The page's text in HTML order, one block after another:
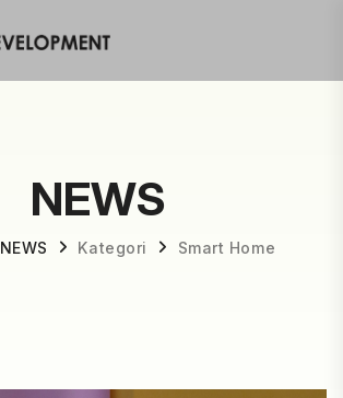
NEWS
NEWS Kategori Smart Home